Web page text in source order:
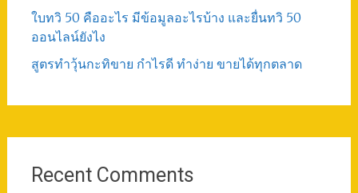
ใบทวิ 50 คืออะไร มีข้อมูลอะไรบ้าง และยื่นทวิ 50
ออนไลน์ยังไง
สูตรทําวุ้นกะทิขาย กำไรดี ทำง่าย ขายได้ทุกตลาด
Recent Comments